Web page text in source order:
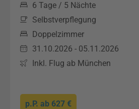
6 Tage / 5 Nächte
Selbstverpflegung
Doppelzimmer
31.10.2026 - 05.11.2026
Inkl. Flug ab München
p.P. ab 627 €